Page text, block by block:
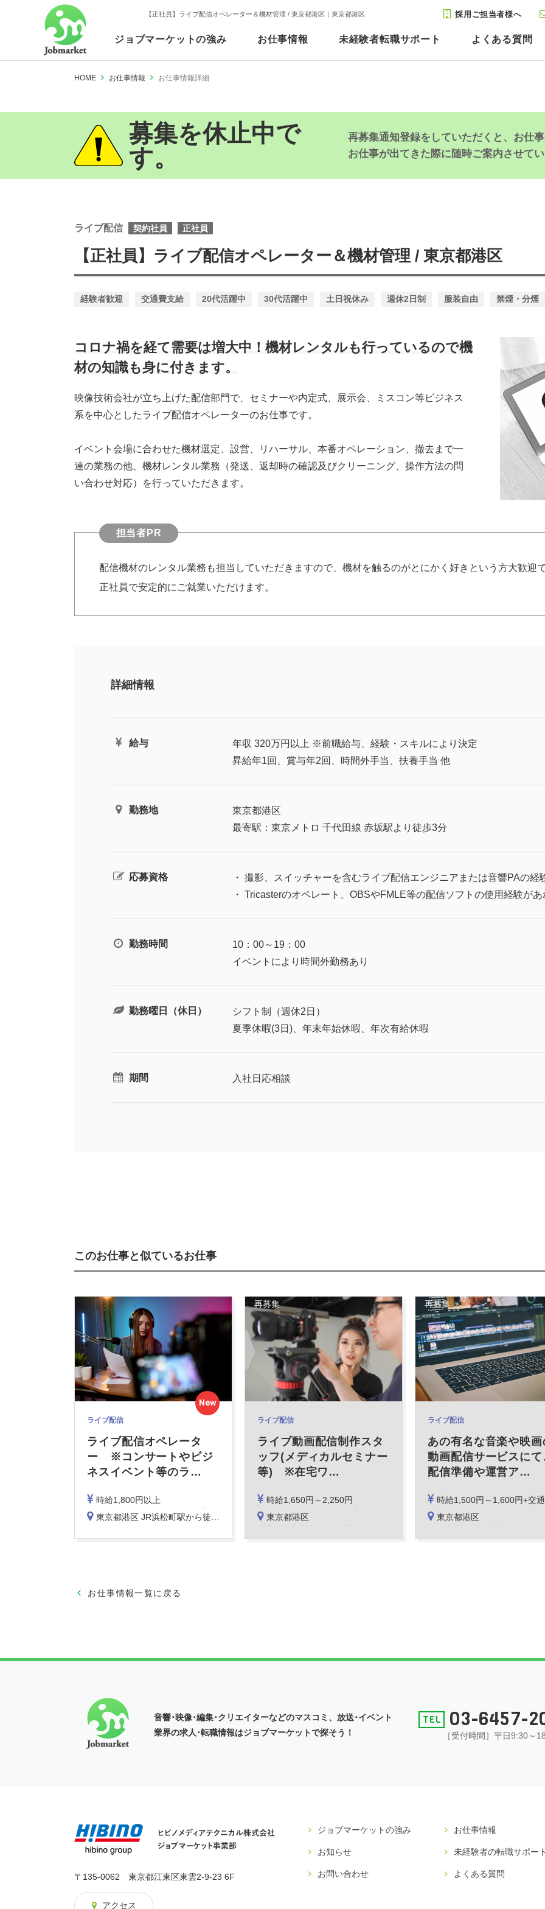
【正社員】ライブ配信オペレーター＆機材管理 / 東京都港区｜東京都港区
ジョブマーケットの強み お仕事情報 未経験者転職サポート よくある質問
採用ご担当者様へ
HOME お仕事情報 お仕事情報詳細
募集を休止中で
す。
再募集通知登録をしていただくと、お仕
お仕事が出てきた際に随時ご案内させて
ライブ配信 契約社員 正社員
【正社員】ライブ配信オペレーター＆機材管理 / 東京都港区
経験者歓迎 交通費支給 20代活躍中 30代活躍中 土日祝休み 週休2日制 服装自由 禁煙・分煙
コロナ禍を経て需要は増大中！機材レンタルも行っているので機
材の知識も身に付きます。
映像技術会社が立ち上げた配信部門で、セミナーや内定式、展示会、ミスコン等ビジネス
系を中心としたライブ配信オペレーターのお仕事です。
イベント会場に合わせた機材選定、設営、リハーサル、本番オペレーション、撤去まで一
連の業務の他、機材レンタル業務（発送、返却時の確認及びクリーニング、操作方法の問
い合わせ対応）を行っていただきます。
担当者PR
配信機材のレンタル業務も担当していただきますので、機材を触るのがとにかく好きという方大歓迎
正社員で安定的にご就業いただけます。
詳細情報
給与
年収 320万円以上 ※前職給与、経験・スキルにより決定
昇給年1回、賞与年2回、時間外手当、扶養手当 他
勤務地
東京都港区
最寄駅：東京メトロ 千代田線 赤坂駅より徒歩3分
応募資格
・ 撮影、スイッチャーを含むライブ配信エンジニアまたは音響PAの経
・ Tricasterのオペレート、OBSやFMLE等の配信ソフトの使用経験が
勤務時間
10：00～19：00
イベントにより時間外勤務あり
勤務曜日（休日）
シフト制（週休2日）
夏季休暇(3日)、年末年始休暇、年次有給休暇
期間 入社日応相談
このお仕事と似ているお仕事
ライブ配信
ライブ配信オペレータ
ー ※コンサートやビジ
ネスイベント等のラ …
時給1,800円以上
月収例：406,000円 (22日残業40時間)
※社員登用後は想定年収600万円～700万円です。
東京都港区 JR浜松町駅から徒歩5分
New
ライブ配信
ライブ動画配信制作スタ
ッフ(メディカルセミナー
等) ※在宅ワ …
時給1,650円～2,250円
※ディレクター経験をお持ちの方は時給2,000円以上
東京都港区
再募集
ライブ配信
あの有名な音楽や映画
動画配信サービスにて
配信準備や運営ア…
時給1,500円～1,600円+交通費支給(当社規定有)
※スキル、経験による。
東京都港区
再募集
お仕事情報一覧に戻る
音響･映像･編集･クリエイターなどのマスコミ、放送･イベント
業界の求人･転職情報はジョブマーケットで探そう！
03-6457-
［受付時間］平日9:30～
〒135-0062 東京都江東区東雲2-9-23 6F
アクセス
ジョブマーケットの強み
お知らせ
お問い合わせ
お仕事情報
未経験者の転職サポー
よくある質問